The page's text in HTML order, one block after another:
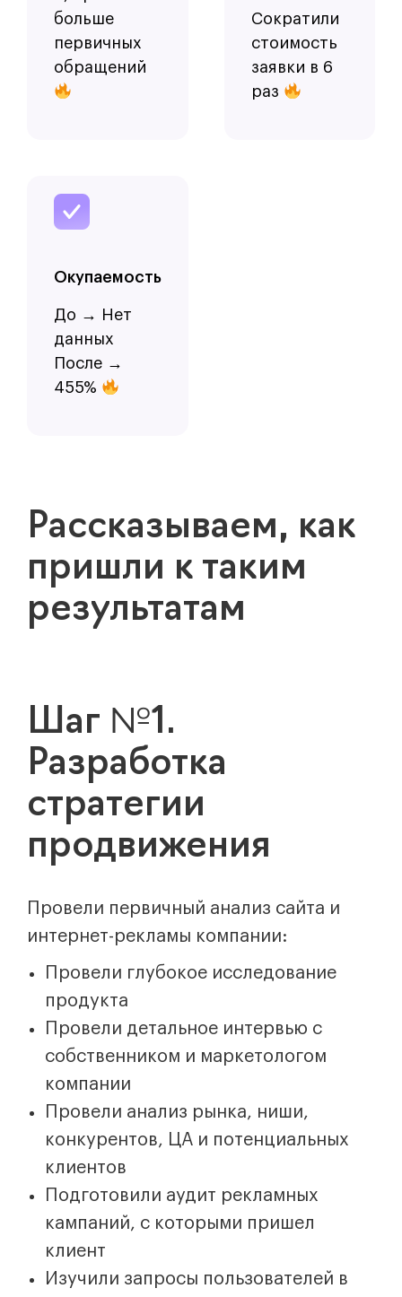
больше
первичных
обращений
Сократили
стоимость
заявки в 6
раз
Окупаемость
До → Нет
данных
После →
455%
Рассказываем, как
пришли к таким
результатам
Шаг №1.
Разработка
стратегии
продвижения
Провели первичный анализ сайта и
интернет-рекламы компании:
Провели глубокое исследование
продукта
Провели детальное интервью с
собственником и маркетологом
компании
Провели анализ рынка, ниши,
конкурентов, ЦА и потенциальных
клиентов
Подготовили аудит рекламных
кампаний, с которыми пришел
клиент
Изучили запросы пользователей в